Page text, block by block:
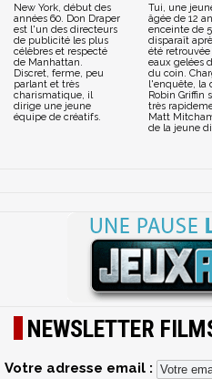
New York, début des
années 60. Don Draper
est l'un des directeurs
de publicité les plus
célèbres et respecté
de Manhattan.
Discret, ferme, peu
parlant et très
charismatique, il
dirige une jeune
équipe de créatifs.
Tui, une
âgée de 12
enceinte de
disparaît
été retrouvée
eaux gelées
du coin.
l'enquête, la
Robin Griffin
très
Matt
de la jeune
NEWSLETTER
Votre adresse email :